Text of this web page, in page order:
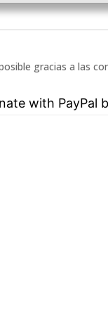
gracias a las